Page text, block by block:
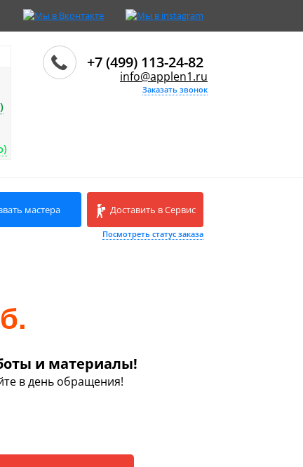
+7 (499) 113-24-82
info@applen1.ru
Заказать звонок
мастера Доставить в Сервис
Посмотреть статус заказа
и материалы!
в день обращения!